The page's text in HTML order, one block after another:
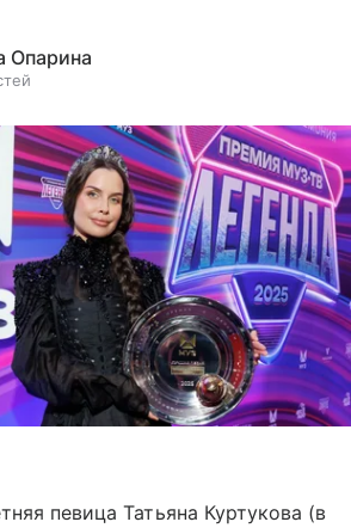
Опарина
певица Татьяна Куртукова (в